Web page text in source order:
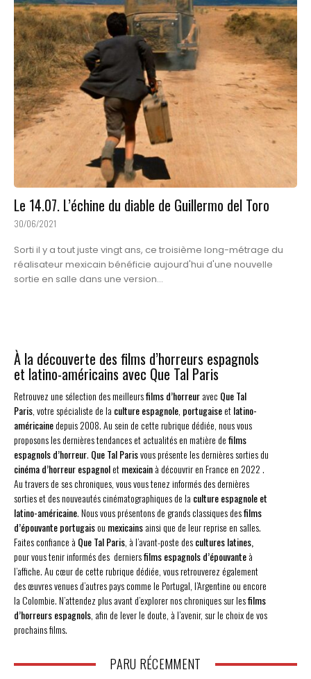
Le 14.07. L’échine du diable de Guillermo del Toro
30/06/2021
Sorti il y a tout juste vingt ans, ce troisième long-métrage du
réalisateur mexicain bénéficie aujourd'hui d'une nouvelle
sortie en salle dans une version...
À la découverte des films d’horreurs espagnols
et latino-américains avec Que Tal Paris
Retrouvez une sélection des meilleursfilms d’horreuravec Que Tal
Paris, votre spécialiste de la culture espagnole, portugaiseetlatino-
américainedepuis 2008. Au sein de cette rubrique dédiée, nous vous
proposons les dernières tendances et actualités en matière defilms
espagnols d’horreur. Que Tal Parisvous présente les dernières sorties du
cinéma d’horreurespagnoletmexicainà découvrir en France en 2022 .
Au travers de ses chroniques, vous vous tenez informés des dernières
sorties et des nouveautés cinématographiques de la culture espagnole et
latino-américaine. Nous vous présentons de grands classiques desfilms
d’épouvante portugaisou mexicainsainsi que de leur reprise en salles.
Faites confiance à Que Tal Paris, à l’avant-poste descultures latines,
pour vous tenir informés des derniersfilms espagnols d’épouvanteà
l’affiche. Au cœur de cette rubrique dédiée, vous retrouverez également
des œuvres venues d’autres pays comme le Portugal, l’Argentine ou encore
la Colombie. N’attendez plus avant d’explorer nos chroniques sur lesfilms
d’horreurs espagnols, afin de lever le doute, à l’avenir, sur le choix de vos
prochains films.
PARU RÉCEMMENT